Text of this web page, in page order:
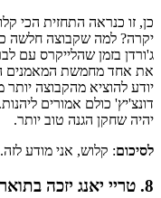
כן, זו כנראה התחזית הכי
יקרה? למה שקבוצה חלשה
ג'ורדן בזמן שהלייקרס עם
את אחד מחמשת המאמנים
יודע להוציא מהקבוצה
דונצ'יץ' כולם אמורים
יהיה שחקן הגנה טוב יותר.
לסיכום: קלוש, אני מודע לזה.
8. טריי יאנג יזכה בתואר רוקי העונה